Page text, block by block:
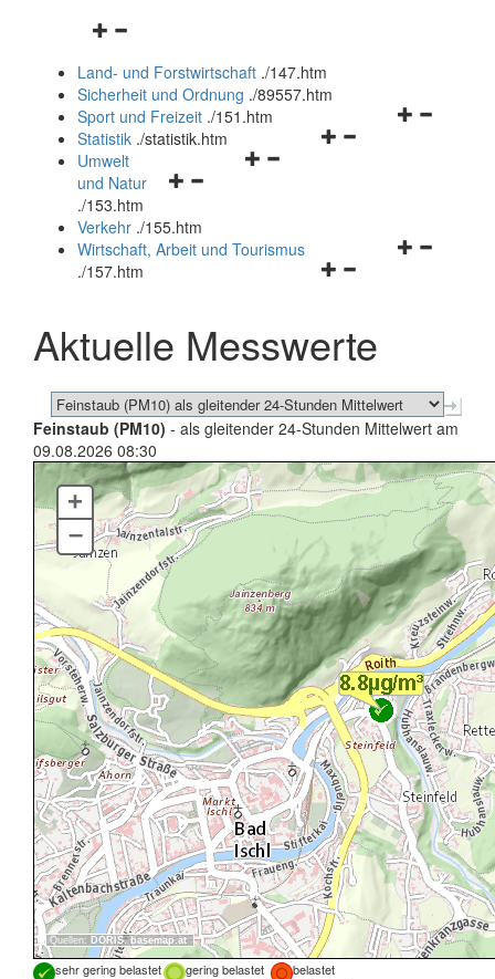
Navigationsmenü
und
schließen
Land- und Forstwirtschaft ./147.htm
Sicherheit und Ordnung ./89557.htm
Navigationsmenü
Sport und Freizeit ./151.htm
Navigationsmenü
Statistik ./statistik.htm
Navigationsmenü
und
schließen
Umwelt
und Natur
./153.htm
Verkehr ./155.htm
Navigationsmenü
schließen
Wirtschaft, Arbeit und Tourismus
./157.htm
Aktuelle Messwerte
Feinstaub (PM10) - als gleitender 24-Stunden Mittelwert am
09.08.2026 08:30
Quellen: DORIS, basemap.at
+
–
sehr gering belastet gering belastet
belastet